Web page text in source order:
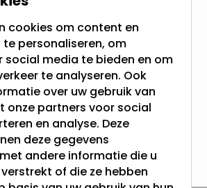
9.4/10
klanten gingen u voor
+ snel geleverd
naar NL & BE
recht op retour
voorraad
Producten
cookies om content en
personaliseren, om
social media te bieden en om
te analyseren. Ook
over uw gebruik van
onze partners voor social
en analyse. Deze
deze gegevens
andere informatie die u
of die ze hebben